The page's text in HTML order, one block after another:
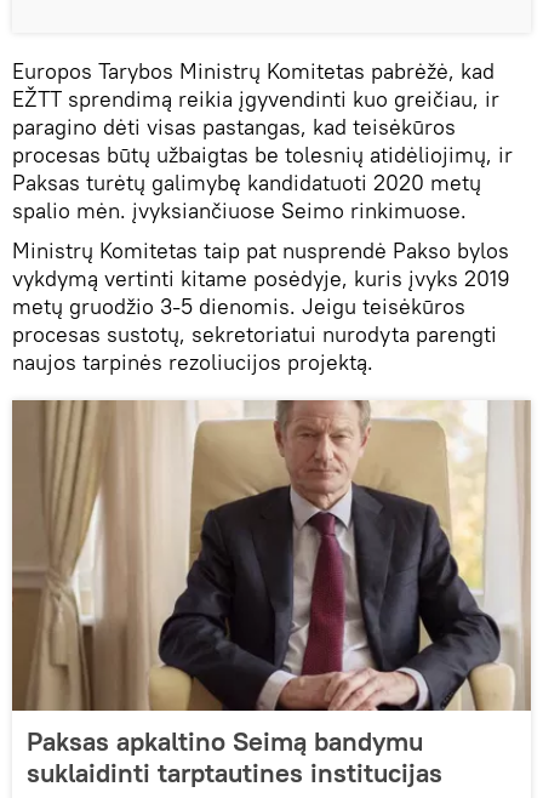
Europos Tarybos Ministrų Komitetas pabrėžė, kad
EŽTT sprendimą reikia įgyvendinti kuo greičiau, ir
paragino dėti visas pastangas, kad teisėkūros
procesas būtų užbaigtas be tolesnių atidėliojimų, ir
Paksas turėtų galimybę kandidatuoti 2020 metų
spalio mėn. įvyksiančiuose Seimo rinkimuose.
Ministrų Komitetas taip pat nusprendė Pakso bylos
vykdymą vertinti kitame posėdyje, kuris įvyks 2019
metų gruodžio 3-5 dienomis. Jeigu teisėkūros
procesas sustotų, sekretoriatui nurodyta parengti
naujos tarpinės rezoliucijos projektą.
Paksas apkaltino Seimą bandymu
suklaidinti tarptautines institucijas